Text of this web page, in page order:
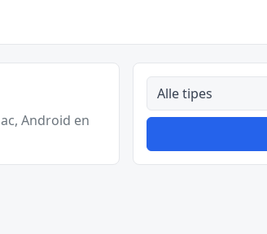
Android en
Alle tipes